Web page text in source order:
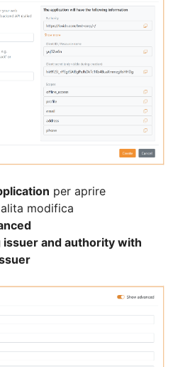
per aprire
modifica
issuer and authority with